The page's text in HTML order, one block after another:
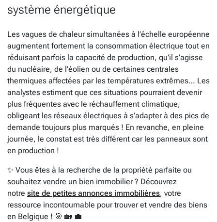
système énergétique
Les vagues de chaleur simultanées à l’échelle européenne
augmentent fortement la consommation électrique tout en
réduisant parfois la capacité de production, qu’il s’agisse
du nucléaire, de l’éolien ou de certaines centrales
thermiques affectées par les températures extrêmes… Les
analystes estiment que ces situations pourraient devenir
plus fréquentes avec le réchauffement climatique,
obligeant les réseaux électriques à s’adapter à des pics de
demande toujours plus marqués ! En revanche, en pleine
journée, le constat est très différent car les panneaux sont
en production !
✨ Vous êtes à la recherche de la propriété parfaite ou
souhaitez vendre un bien immobilier ? Découvrez
notre site de petites annonces immobilières, votre
ressource incontournable pour trouver et vendre des biens
en Belgique ! 🎯 🏡 💼